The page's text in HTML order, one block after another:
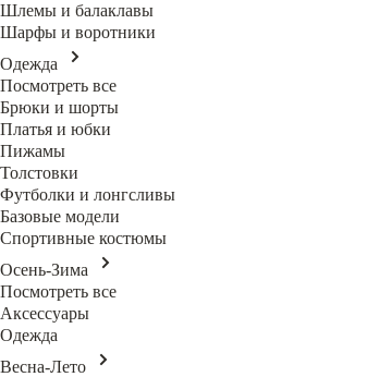
Шлемы и балаклавы
Шарфы и воротники
Одежда
Посмотреть все
Брюки и шорты
Платья и юбки
Пижамы
Толстовки
Футболки и лонгсливы
Базовые модели
Спортивные костюмы
Осень-Зима
Посмотреть все
Аксессуары
Одежда
Весна-Лето